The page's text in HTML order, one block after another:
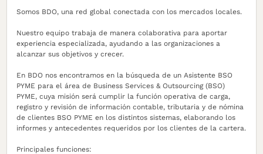
Somos BDO, una red global conectada con los mercados locales.
Nuestro equipo trabaja de manera colaborativa para aportar
experiencia especializada, ayudando a las organizaciones a
alcanzar sus objetivos y crecer.
En BDO nos encontramos en la búsqueda de un Asistente BSO
PYME para el área de Business Services & Outsourcing (BSO)
PYME, cuya misión será cumplir la función operativa de carga,
registro y revisión de información contable, tributaria y de nómina
de clientes BSO PYME en los distintos sistemas, elaborando los
informes y antecedentes requeridos por los clientes de la cartera.
Principales funciones: